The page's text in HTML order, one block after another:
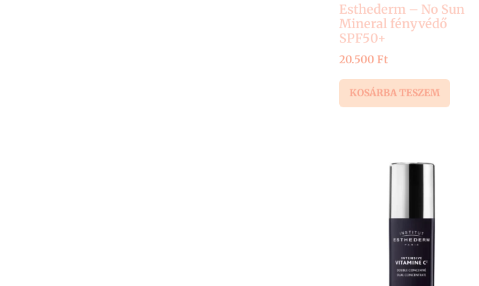
Esthederm – No Sun
Mineral fényvédő
SPF50+
20.500 Ft
KOSÁRBA TESZEM